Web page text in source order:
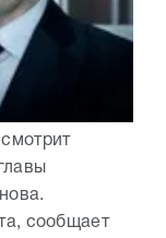
сообщает